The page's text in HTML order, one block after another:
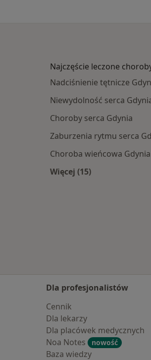
Najczęście leczone
Nadciśnienie tętnicze
Niewydolność serca
Choroby serca Gdynia
Zaburzenia rytmu serca
Choroba wieńcowa Gdynia
Więcej (15)
Dla profesjonalistów
Cennik
Dla lekarzy
Dla placówek medycznych
Noa Notes
nowość
Baza wiedzy